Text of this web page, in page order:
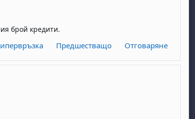
брой кредити.
Предшестващо Отговаряне